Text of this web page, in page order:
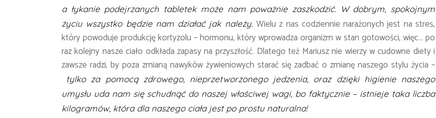
a łykanie podejrzanych tabletek może nam poważnie zaszkodzić. W dobrym, spokojnym
życiu wszystko będzie nam działać jak należy. Wielu z nas codziennie narażonych jest na stres,
który powoduje produkcję kortyzolu – hormonu, który wprowadza organizm w stan gotowości, więc… po
raz kolejny nasze ciało odkłada zapasy na przyszłość. Dlatego też Mariusz nie wierzy w cudowne diety i
zawsze radzi, by poza zmianą nawyków żywieniowych starać się zadbać o zmianę naszego stylu życia –
tylko za pomocą zdrowego, nieprzetworzonego jedzenia, oraz dzięki higienie naszego
umysłu uda nam się schudnąć do naszej właściwej wagi, bo faktycznie – istnieje taka liczba
kilogramów, która dla naszego ciała jest po prostu naturalna!